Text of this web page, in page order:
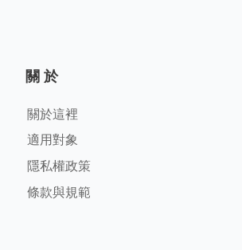
關於
關於這裡
適用對象
隱私權政策
條款與規範